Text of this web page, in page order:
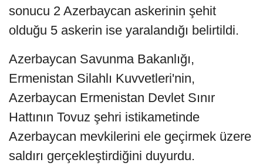
sonucu 2 Azerbaycan askerinin şehit
olduğu 5 askerin ise yaralandığı belirtildi.
Azerbaycan Savunma Bakanlığı,
Ermenistan Silahlı Kuvvetleri'nin,
Azerbaycan Ermenistan Devlet Sınır
Hattının Tovuz şehri istikametinde
Azerbaycan mevkilerini ele geçirmek üzere
saldırı gerçekleştirdiğini duyurdu.